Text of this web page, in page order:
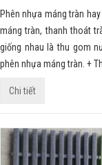
Phên nhựa máng tràn
máng tràn, thanh thoát
giống nhau là thu gom
phên nhựa máng tràn. +
Chi tiết